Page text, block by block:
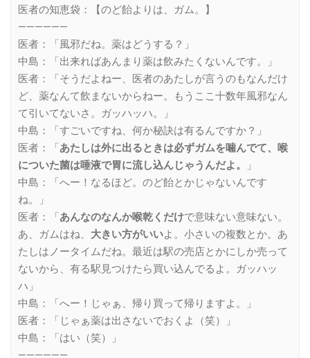
医者の知恵袋：【のど飴よりは、ガム。】
——————
医者：「風邪だね。薬はどうする？」
中島：「出来ればあんまり薬は飲みたくないんです。」
医者：「そうだよねー、医者のあたしが言うのもなんだけ
ど、薬なんて飲まないからねー。もうここ十数年風邪なん
て引いてないさ。ガッハッハ。」
中島：「すごいですね、何か秘訣は有るんですか？」
医者：「あたしは外に出るときは必ずガムを噛んでて、喉
についた菌は唾液で胃に流し込んじゃうんだよ。
」
中島：「へー！なるほど。のど飴とかじゃないんです
ね。」
医者：「あんなのなんか喉乾くだけで意味ない意味ない。
あ、ガムはね、 大きい方がいいよ。小さいの複数とか。あ
たしはノータイムだね。最近は駅の売店とかにしか売って
ないから、有る駅見つけたら買い込んでるよ。ガッハッ
ハ」
中島：「へー！じゃぁ、帰り買って帰りますよ。」
医者：「じゃぁ薬は出さないでおくよ（笑）」
中島：「はい（笑）」
——————